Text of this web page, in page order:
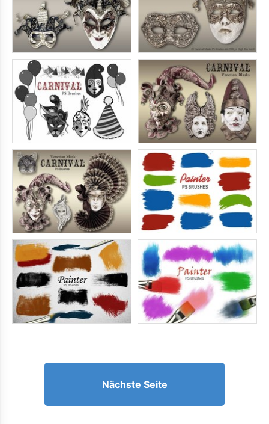
Nächste Seite